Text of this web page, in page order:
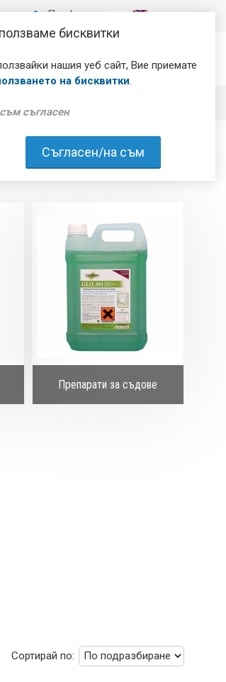
бисквитки
нашия уеб сайт, Вие приемате
на бисквитки
съгласен
Съгласен/на съм
Профил
Препарати за съдове
Сортирай по: